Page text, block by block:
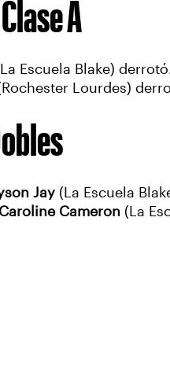
A
Escuela Blake)
Lourdes)
Jay (La Escuela
Cameron (La